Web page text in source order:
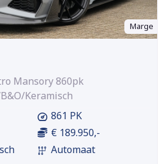
Marge
Mansory 860pk
Keramisch
861 PK
€ 189.950,-
Automaat